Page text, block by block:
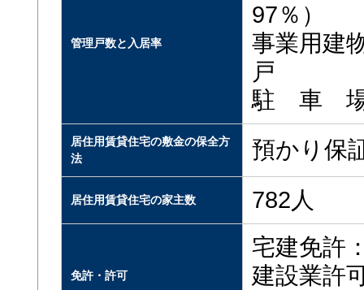
管理戸数と入居率
97％）
事業用建
戸
駐 車 場
居住用賃貸住宅の敷金の保全方
法
預かり保
居住用賃貸住宅の家主数 782人
免許・許可
宅建免許
建設業許